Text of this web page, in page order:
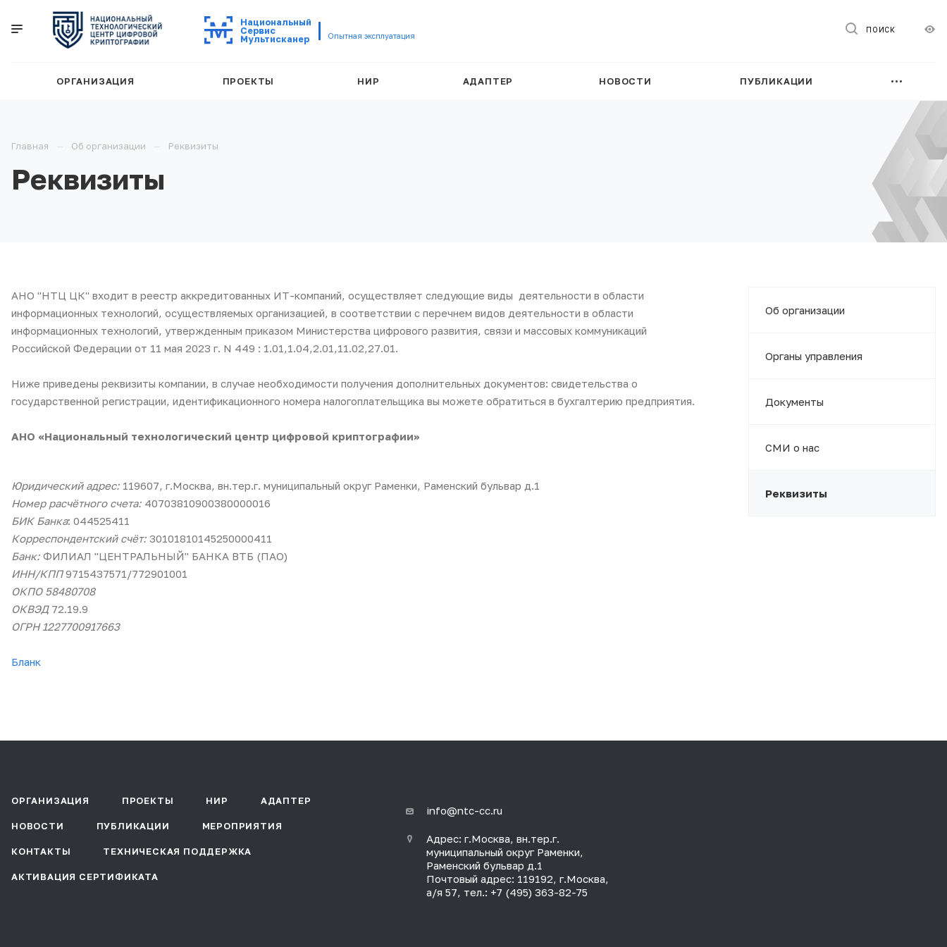
Национальный
Cервис
Мультисканер
Опытная эксплуатация
ПОИСК
ОРГАНИЗАЦИЯ ПРОЕКТЫ НИР АДАПТЕР НОВОСТИ ПУБЛИКАЦИИ
Главная Об организации Реквизиты
Реквизиты
АНО "НТЦ ЦК" входит в реестр аккредитованных ИТ-компаний, осуществляет следующие виды деятельности в области
информационных технологий, осуществляемых организацией, в соответствии с перечнем видов деятельности в области
информационных технологий, утвержденным приказом Министерства цифрового развития, связи и массовых коммуникаций
Российской Федерации от 11 мая 2023 г. N 449 : 1.01,1.04,2.01,11.02,27.01.
Ниже приведены реквизиты компании, в случае необходимости получения дополнительных документов: свидетельства о
государственной регистрации, идентификационного номера налогоплательщика вы можете обратиться в бухгалтерию предприятия.
АНО «Национальный технологический центр цифровой криптографии»
Юридический адрес: 119607, г.Москва, вн.тер.г. муниципальный округ Раменки, Раменский бульвар д.1
Номер расчётного счета: 40703810900380000016
БИК Банка: 044525411
Корреспондентский счёт: 30101810145250000411
Банк: ФИЛИАЛ "ЦЕНТРАЛЬНЫЙ" БАНКА ВТБ (ПАО)
ИНН/КПП9715437571/772901001
ОКПО 58480708
ОКВЭД 72.19.9
ОГРН 1227700917663
Бланк
Об организации
Органы управления
Документы
СМИ о нас
Реквизиты
ОРГАНИЗАЦИЯ ПРОЕКТЫ НИР АДАПТЕР
НОВОСТИ ПУБЛИКАЦИИ МЕРОПРИЯТИЯ
КОНТАКТЫ ТЕХНИЧЕСКАЯ ПОДДЕРЖКА
АКТИВАЦИЯ СЕРТИФИКАТА
info@ntc-cc.ru
Адрес: г.Москва, вн.тер.г.
муниципальный округ Раменки,
Раменский бульвар д.1
Почтовый адрес: 119192, г.Москва,
а/я 57, тел.: +7 (495) 363-82-75